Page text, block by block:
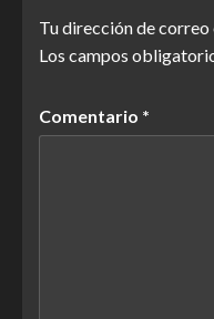
Tu dirección de
Los campos
Comentario *